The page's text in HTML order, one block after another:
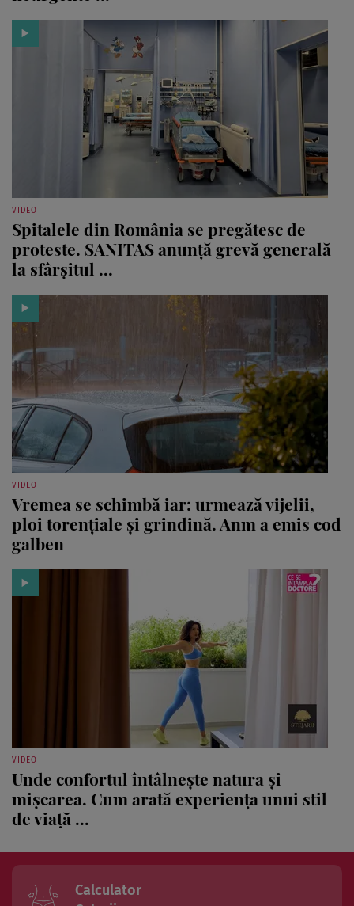
VIDEO
Spitalele din România se pregătesc de
proteste. SANITAS anunță grevă generală
la sfârșitul ...
VIDEO
Vremea se schimbă iar: urmează vijelii,
ploi torențiale și grindină. Anm a emis cod
galben
VIDEO
Unde confortul întâlnește natura și
mișcarea. Cum arată experiența unui stil
de viață ...
Calculator